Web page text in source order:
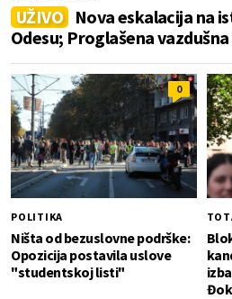
UŽIVO Nova eskalacija na
Odesu; Proglašena vazdušna
0
POLITIKA
Ništa od bezuslovne podrške:
Opozicija postavila uslove
"studentskoj listi"